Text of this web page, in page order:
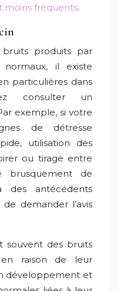
fréquents.
produits par
il existe
particulières dans
consulter un
exemple, si votre
de détresse
utilisation des
ou tirage entre
brusquement de
des antécédents
demander l’avis
souvent des bruits
en raison de leur
développement et